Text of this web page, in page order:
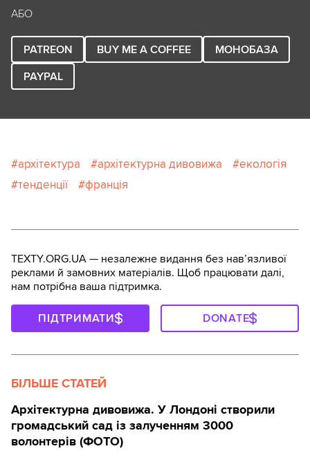
АБО
PATREON BUY ME A COFFEE
МОНОБАЗА
PAYPAL
архітектура архітектурна дивовижа
екологія
тенденції
франція
TEXTY.ORG.UA — незалежне видання без навʼязливої
реклами й замовних матеріалів. Щоб працювати далі,
нам потрібна ваша підтримка.
ПІДТРИМАТИ DONATE
БІЛЬШЕ СТАТЕЙ
Архітектурна дивовижа. У Лондоні створили
громадський сад із залученням 3000
волонтерів (ФОТО)